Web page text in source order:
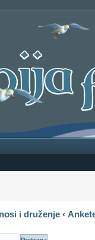
i druženje‹